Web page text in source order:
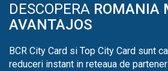
DESCOPERA ROMANIA
AVANTAJOS
BCR City Card si Top City Card sunt
reduceri instant in reteaua de